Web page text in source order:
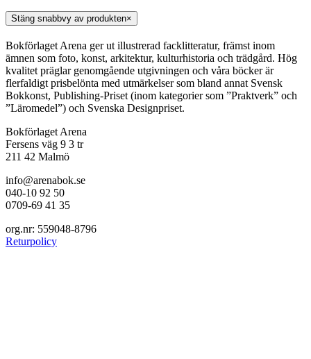
Stäng snabbvy av produkten×
Bokförlaget Arena ger ut illustrerad facklitteratur, främst inom
ämnen som foto, konst, arkitektur, kulturhistoria och trädgård. Hög
kvalitet präglar genomgående utgivningen och våra böcker är
flerfaldigt prisbelönta med utmärkelser som bland annat Svensk
Bokkonst, Publishing-Priset (inom kategorier som ”Praktverk” och
”Läromedel”) och Svenska Designpriset.
Bokförlaget Arena
Fersens väg 9 3 tr
211 42 Malmö
info@arenabok.se
040-10 92 50
0709-69 41 35
org.nr: 559048-8796
Returpolicy